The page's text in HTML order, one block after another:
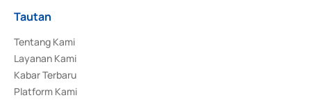
Tautan
Tentang Kami
Layanan Kami
Kabar Terbaru
Platform Kami